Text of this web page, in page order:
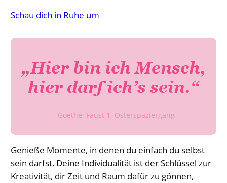
Schau dich in Ruhe um
„Hier bin ich Mensch,
hier darf ich’s sein.“
– Goethe, Faust 1, Osterspaziergang
Genieße Momente, in denen du einfach du selbst
sein darfst. Deine Individualität ist der Schlüssel zur
Kreativität, dir Zeit und Raum dafür zu gönnen,